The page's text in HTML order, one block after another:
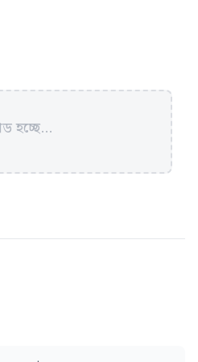
হচ্ছে...